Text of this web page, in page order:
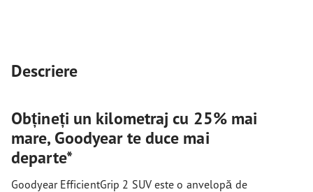
Descriere
Obțineți un kilometraj cu 25% mai
mare, Goodyear te duce mai
departe*
Goodyear EfficientGrip 2 SUV este o anvelopă de